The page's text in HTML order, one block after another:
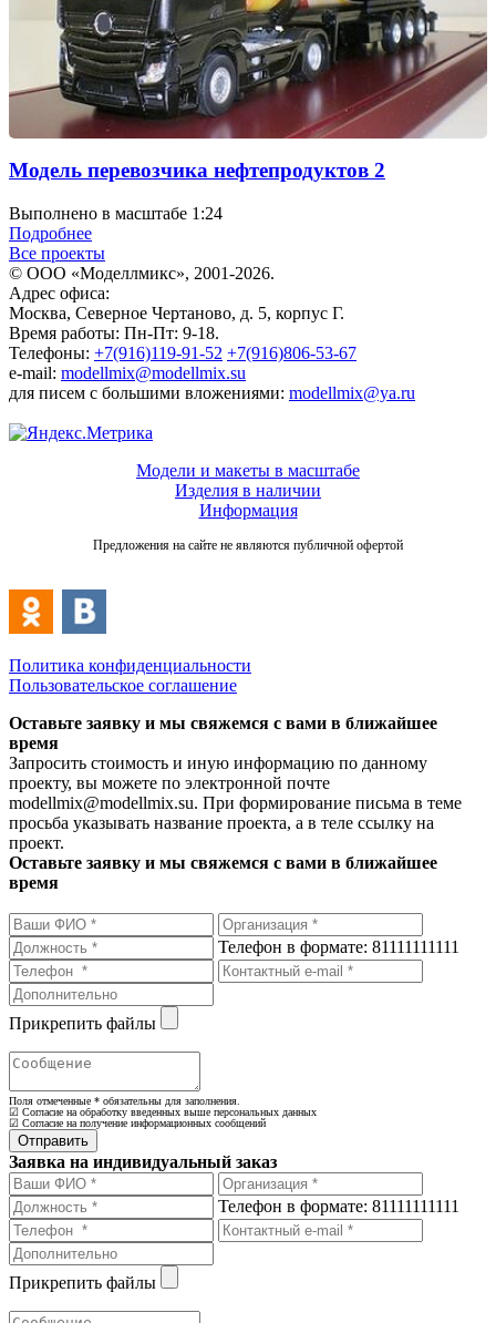
Модель перевозчика нефтепродуктов 2
Выполнено в масштабе 1:24
Подробнее
Все проекты
© ООО «Моделлмикс», 2001-2026.
Адрес офиса:
Москва, Северное Чертаново, д. 5, корпус Г.
Время работы: Пн-Пт: 9-18.
Телефоны: +7(916)119-91-52 +7(916)806-53-67
e-mail: modellmix@modellmix.su
для писем с большими вложениями: modellmix@ya.ru
Модели и макеты в масштабе
Изделия в наличии
Информация
Предложения на сайте не являются публичной офертой
Политика конфиденциальности
Пользовательское соглашение
Оставьте заявку и мы свяжемся с вами в ближайшее
время
Запросить стоимость и иную информацию по данному
проекту, вы можете по электронной почте
modellmix@modellmix.su. При формирование письма в теме
просьба указывать название проекта, а в теле ссылку на
проект.
Оставьте заявку и мы свяжемся с вами в ближайшее
время
Телефон в формате: 81111111111
Прикрепить файлы
Поля отмеченные * обязательны для заполнения.
☑ Согласие на обработку введенных выше персональных данных
☑ Согласие на получение информационных сообщений
Заявка на индивидуальный заказ
Телефон в формате: 81111111111
Прикрепить файлы